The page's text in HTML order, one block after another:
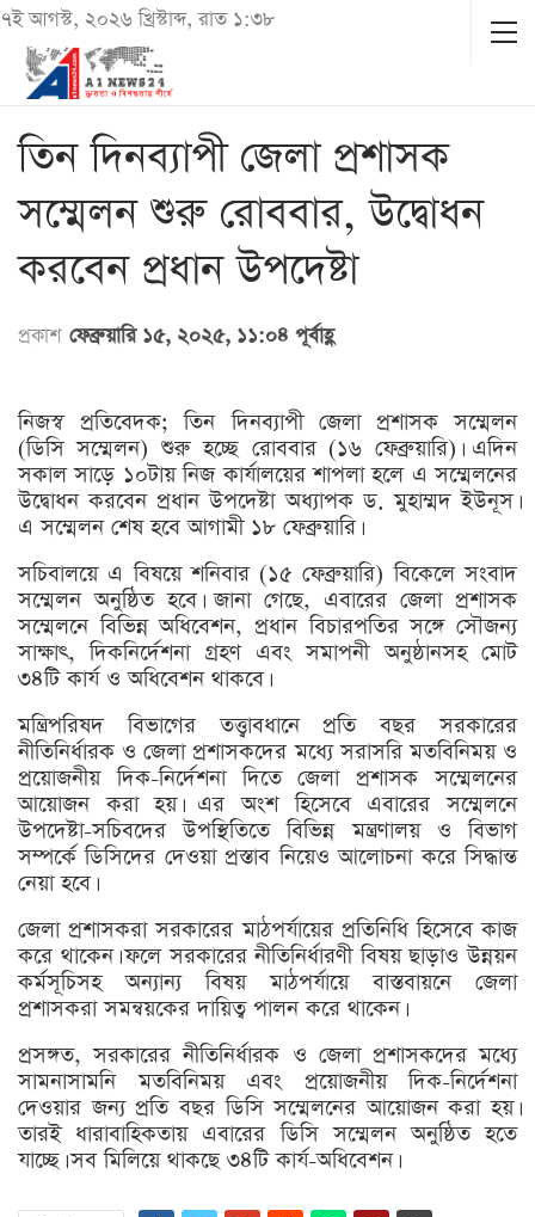
৭ই আগস্ট, ২০২৬ খ্রিস্টাব্দ, রাত ১:৩৮
তিন দিনব্যাপী জেলা প্রশাসক
সম্মেলন শুরু রোববার, উদ্বোধন
করবেন প্রধান উপদেষ্টা
প্রকাশ ফেব্রুয়ারি ১৫, ২০২৫, ১১:০৪ পূর্বাহ্ণ
নিজস্ব প্রতিবেদক; তিন দিনব্যাপী জেলা প্রশাসক সম্মেলন
(ডিসি সম্মেলন) শুরু হচ্ছে রোববার (১৬ ফেব্রুয়ারি)। এদিন
সকাল সাড়ে ১০টায় নিজ কার্যালয়ের শাপলা হলে এ সম্মেলনের
উদ্বোধন করবেন প্রধান উপদেষ্টা অধ্যাপক ড. মুহাম্মদ ইউনূস।
এ সম্মেলন শেষ হবে আগামী ১৮ ফেব্রুয়ারি।
সচিবালয়ে এ বিষয়ে শনিবার (১৫ ফেব্রুয়ারি) বিকেলে সংবাদ
সম্মেলন অনুষ্ঠিত হবে। জানা গেছে, এবারের জেলা প্রশাসক
সম্মেলনে বিভিন্ন অধিবেশন, প্রধান বিচারপতির সঙ্গে সৌজন্য
সাক্ষাৎ, দিকনির্দেশনা গ্রহণ এবং সমাপনী অনুষ্ঠানসহ মোট
৩৪টি কার্য ও অধিবেশন থাকবে।
মন্ত্রিপরিষদ বিভাগের তত্ত্বাবধানে প্রতি বছর সরকারের
নীতিনির্ধারক ও জেলা প্রশাসকদের মধ্যে সরাসরি মতবিনিময় ও
প্রয়োজনীয় দিক-নির্দেশনা দিতে জেলা প্রশাসক সম্মেলনের
আয়োজন করা হয়। এর অংশ হিসেবে এবারের সম্মেলনে
উপদেষ্টা-সচিবদের উপস্থিতিতে বিভিন্ন মন্ত্রণালয় ও বিভাগ
সম্পর্কে ডিসিদের দেওয়া প্রস্তাব নিয়েও আলোচনা করে সিদ্ধান্ত
নেয়া হবে।
জেলা প্রশাসকরা সরকারের মাঠপর্যায়ের প্রতিনিধি হিসেবে কাজ
করে থাকেন। ফলে সরকারের নীতিনির্ধারণী বিষয় ছাড়াও উন্নয়ন
কর্মসূচিসহ অন্যান্য বিষয় মাঠপর্যায়ে বাস্তবায়নে জেলা
প্রশাসকরা সমন্বয়কের দায়িত্ব পালন করে থাকেন।
প্রসঙ্গত, সরকারের নীতিনির্ধারক ও জেলা প্রশাসকদের মধ্যে
সামনাসামনি মতবিনিময় এবং প্রয়োজনীয় দিক-নির্দেশনা
দেওয়ার জন্য প্রতি বছর ডিসি সম্মেলনের আয়োজন করা হয়।
তারই ধারাবাহিকতায় এবারের ডিসি সম্মেলন অনুষ্ঠিত হতে
যাচ্ছে। সব মিলিয়ে থাকছে ৩৪টি কার্য-অধিবেশন।